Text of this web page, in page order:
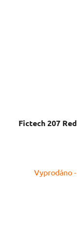
Fictech 207
Vyprodáno